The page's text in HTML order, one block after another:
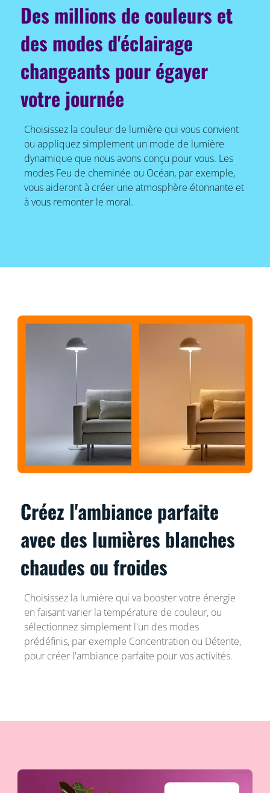
Des millions de couleurs et
des modes d'éclairage
changeants pour égayer
votre journée
Choisissez la couleur de lumière qui vous convient
ou appliquez simplement un mode de lumière
dynamique que nous avons conçu pour vous. Les
modes Feu de cheminée ou Océan, par exemple,
vous aideront à créer une atmosphère étonnante et
à vous remonter le moral.
Créez l'ambiance parfaite
avec des lumières blanches
chaudes ou froides
Choisissez la lumière qui va booster votre énergie
en faisant varier la température de couleur, ou
sélectionnez simplement l'un des modes
prédéfinis, par exemple Concentration ou Détente,
pour créer l'ambiance parfaite pour vos activités.